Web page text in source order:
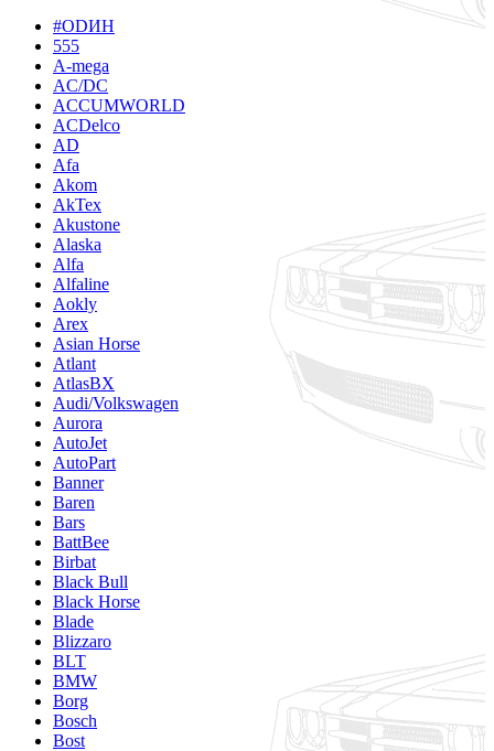
#ODИН
555
A-mega
AC/DC
ACCUMWORLD
ACDelco
AD
Afa
Akom
AkTex
Akustone
Alaska
Alfa
Alfaline
Aokly
Arex
Asian Horse
Atlant
AtlasBX
Audi/Volkswagen
Aurora
AutoJet
AutoPart
Banner
Baren
Bars
BattBee
Birbat
Black Bull
Black Horse
Blade
Blizzaro
BLT
BMW
Borg
Bosch
Bost